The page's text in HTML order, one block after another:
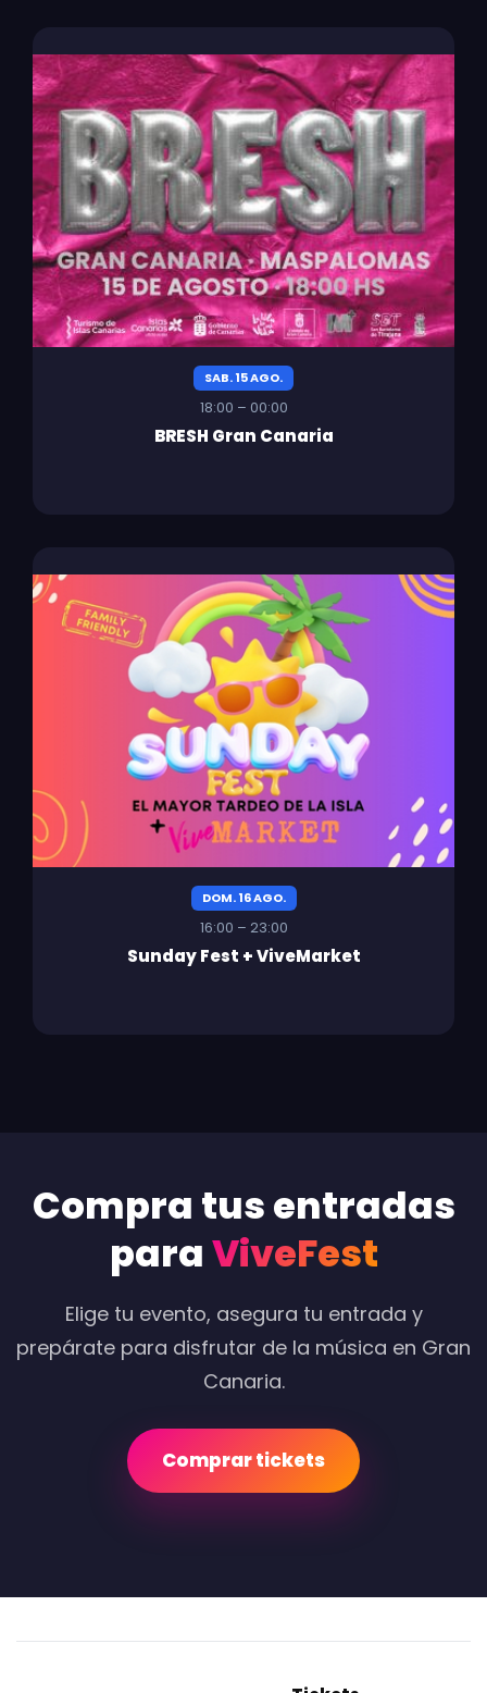
SAB. 15 AGO.
18:00 – 00:00
BRESH Gran Canaria
DOM. 16 AGO.
16:00 – 23:00
Sunday Fest + ViveMarket
Compra tus entradas
paraViveFest
Elige tu evento, asegura tu entrada y
prepárate para disfrutar de la música en Gran
Canaria.
Comprar tickets